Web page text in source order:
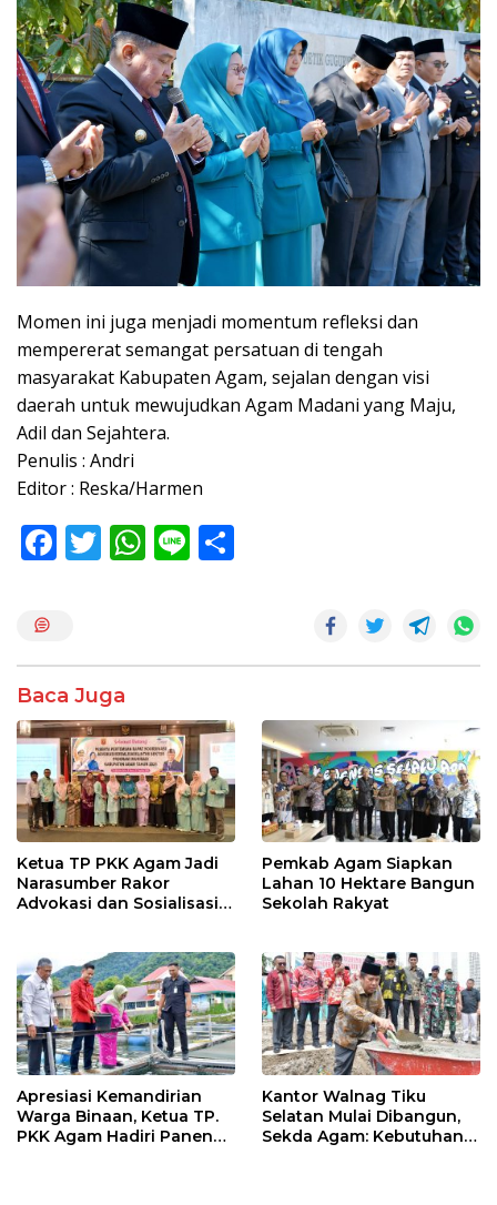
Momen ini juga menjadi momentum refleksi dan
mempererat semangat persatuan di tengah
masyarakat Kabupaten Agam, sejalan dengan visi
daerah untuk mewujudkan Agam Madani yang Maju,
Adil dan Sejahtera.
Penulis : Andri
Editor : Reska/Harmen
F
o
o
k
T W
p
p
Li
Baca Juga
Ketua TP PKK Agam Jadi
Narasumber Rakor
Advokasi dan Sosialisasi
Pemkab Agam Siapkan
Lahan 10 Hektare Bangun
Sekolah Rakyat
Apresiasi Kemandirian
Warga Binaan, Ketua TP.
PKK Agam Hadiri Panen
Kantor Walnag Tiku
Selatan Mulai Dibangun,
Sekda Agam: Kebutuhan